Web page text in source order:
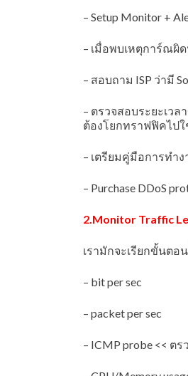
– Setup Monitor +
– เมื่อพบเหตุการ์ณผิ
– สอบถาม ISP ว่ามี
– ตรวจสอบระยะเว
ต้องโยกทราฟฟิคไปใ
– เตรียมคู่มือการทำ
– Purchase DDoS
2.Monitor Traffic
เรามักจะเรียกขั้นตอ
– bit per sec
– packet per sec
– ICMP probe << ต